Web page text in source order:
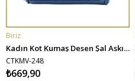
SEPETE EKLE
Biriz
Kadın Kot Kumaş Desen Şal Askılı El ve Omuz Çantacı - Koyu Mavi
CTKMV-248
₺669,90